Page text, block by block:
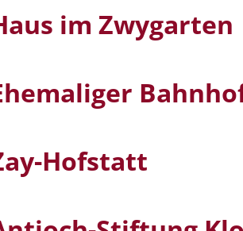
im Zwygarten
Hofstatt